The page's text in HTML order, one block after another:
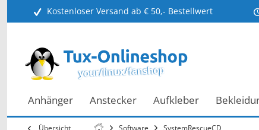
Kostenloser Versand ab € 50,- Bestellwert
Anhänger Anstecker Aufkleber
Übersicht Software SystemRescueCD